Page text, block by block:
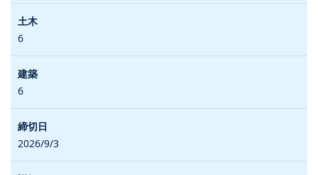
6
6
2026/9/3